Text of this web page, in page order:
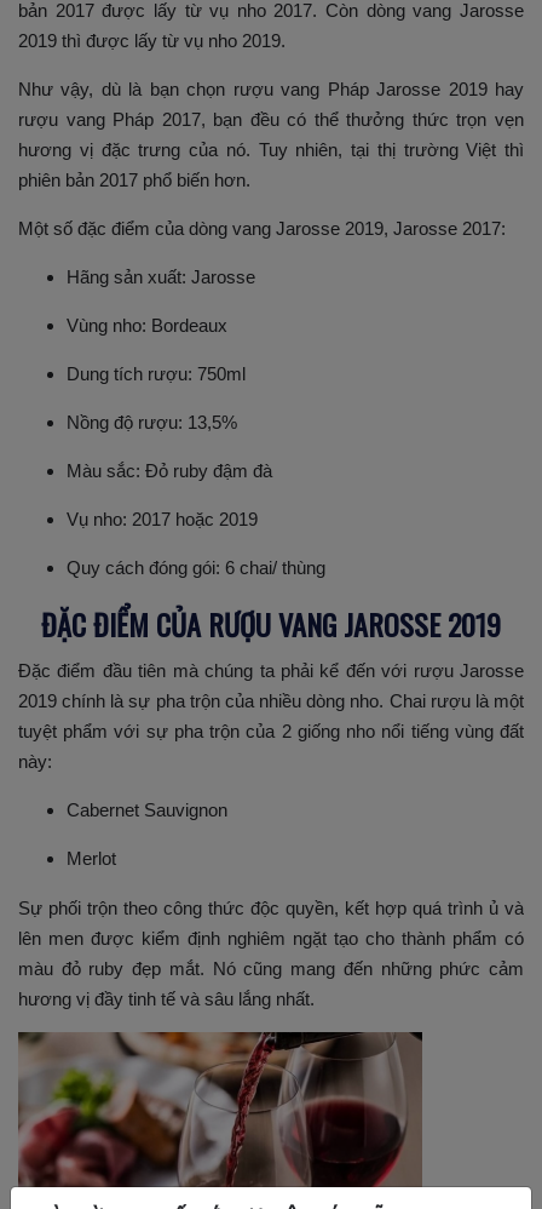
bản 2017 được lấy từ vụ nho 2017. Còn dòng vang Jarosse
2019 thì được lấy từ vụ nho 2019.
Như vậy, dù là bạn chọn rượu vang Pháp Jarosse 2019 hay
rượu vang Pháp 2017, bạn đều có thể thưởng thức trọn vẹn
hương vị đặc trưng của nó. Tuy nhiên, tại thị trường Việt thì
phiên bản 2017 phổ biến hơn.
Một số đặc điểm của dòng vang Jarosse 2019, Jarosse 2017:
Hãng sản xuất: Jarosse
Vùng nho: Bordeaux
Dung tích rượu: 750ml
Nồng độ rượu: 13,5%
Màu sắc: Đỏ ruby đậm đà
Vụ nho: 2017 hoặc 2019
Quy cách đóng gói: 6 chai/ thùng
ĐẶC ĐIỂM CỦA RƯỢU VANG JAROSSE 2019
Đặc điểm đầu tiên mà chúng ta phải kể đến với rượu Jarosse
2019 chính là sự pha trộn của nhiều dòng nho. Chai rượu là một
tuyệt phẩm với sự pha trộn của 2 giống nho nổi tiếng vùng đất
này:
Cabernet Sauvignon
Merlot
Sự phối trộn theo công thức độc quyền, kết hợp quá trình ủ và
lên men được kiểm định nghiêm ngặt tạo cho thành phẩm có
màu đỏ ruby đẹp mắt. Nó cũng mang đến những phức cảm
hương vị đầy tinh tế và sâu lắng nhất.